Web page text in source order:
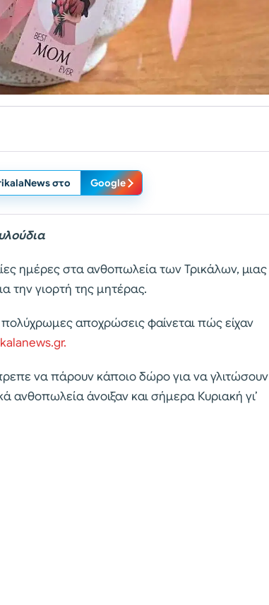
στο Google
ημέρες στα ανθοπωλεία των Τρικάλων, μιας
την γιορτή της μητέρας.
αποχρώσεις φαίνεται πώς είχαν
να πάρουν κάποιο δώρο για να γλιτώσουν
άνοιξαν και σήμερα Κυριακή γι’